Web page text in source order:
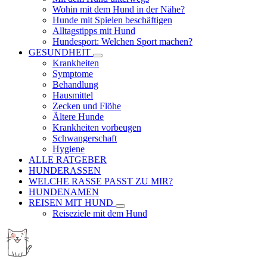
Wohin mit dem Hund in der Nähe?
Hunde mit Spielen beschäftigen
Alltagstipps mit Hund
Hundesport: Welchen Sport machen?
GESUNDHEIT
Krankheiten
Symptome
Behandlung
Hausmittel
Zecken und Flöhe
Ältere Hunde
Krankheiten vorbeugen
Schwangerschaft
Hygiene
ALLE RATGEBER
HUNDERASSEN
WELCHE RASSE PASST ZU MIR?
HUNDENAMEN
REISEN MIT HUND
Reiseziele mit dem Hund